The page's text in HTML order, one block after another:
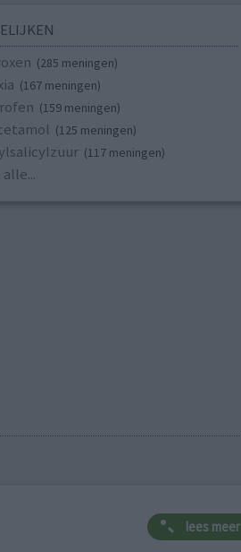
(285 meningen)
(167 meningen)
(159 meningen)
(125 meningen)
(117 meningen)
lees meer